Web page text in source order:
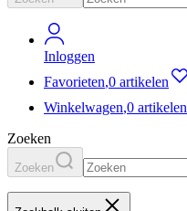
Inloggen
Favorieten,0 artikelen
Winkelwagen,0 artikelen
Zoeken
Zoeken